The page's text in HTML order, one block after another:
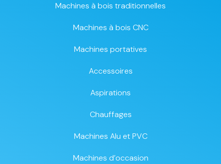
Machines à bois traditionnelles
Machines à bois CNC
Machines portatives
Accessoires
Aspirations
Chauffages
Machines Alu et PVC
Machines d’occasion